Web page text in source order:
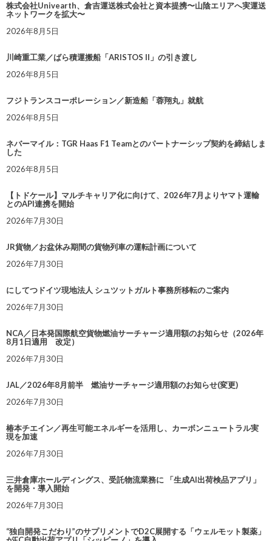
株式会社Univearth、倉吉運送株式会社と資本提携〜山陰エリアへ実運送
ネットワークを拡大〜
2026年8月5日
川崎重工業／ばら積運搬船「ARISTOS II」の引き渡し
2026年8月5日
フジトランスコーポレーション／新造船「蓉翔丸」就航
2026年8月5日
ネバーマイル：TGR Haas F1 Teamとのパートナーシップ契約を締結しま
した
2026年8月5日
【トドケール】マルチキャリア化に向けて、2026年7月よりヤマト運輸
とのAPI連携を開始
2026年7月30日
JR貨物／お盆休み期間の貨物列車の運転計画について
2026年7月30日
にしてつドイツ現地法人 シュツットガルト事務所移転のご案内
2026年7月30日
NCA／日本発国際航空貨物燃油サーチャージ適用額のお知らせ（2026年
8月1日適用 改定）
2026年7月30日
JAL／2026年8月前半 燃油サーチャージ適用額のお知らせ(変更)
2026年7月30日
椿本チエイン／再生可能エネルギーを活用し、カーボンニュートラル実
現を加速
2026年7月30日
三井倉庫ホールディングス、受託物流業務に 「生成AI出荷検品アプリ」
を開発・導入開始
2026年7月30日
“独自開発こだわり”のサプリメントでD2C展開する「ウェルモット製薬」